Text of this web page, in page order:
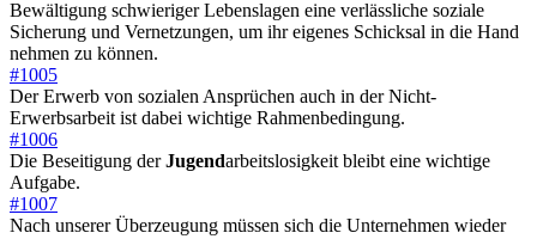
Bewältigung schwieriger Lebenslagen eine verlässliche soziale
Sicherung und Vernetzungen, um ihr eigenes Schicksal in die Hand
nehmen zu können.
#1005
Der Erwerb von sozialen Ansprüchen auch in der Nicht-
Erwerbsarbeit ist dabei wichtige Rahmenbedingung.
#1006
Die Beseitigung derJugendarbeitslosigkeit bleibt eine wichtige
Aufgabe.
#1007
Nach unserer Überzeugung müssen sich die Unternehmen wieder